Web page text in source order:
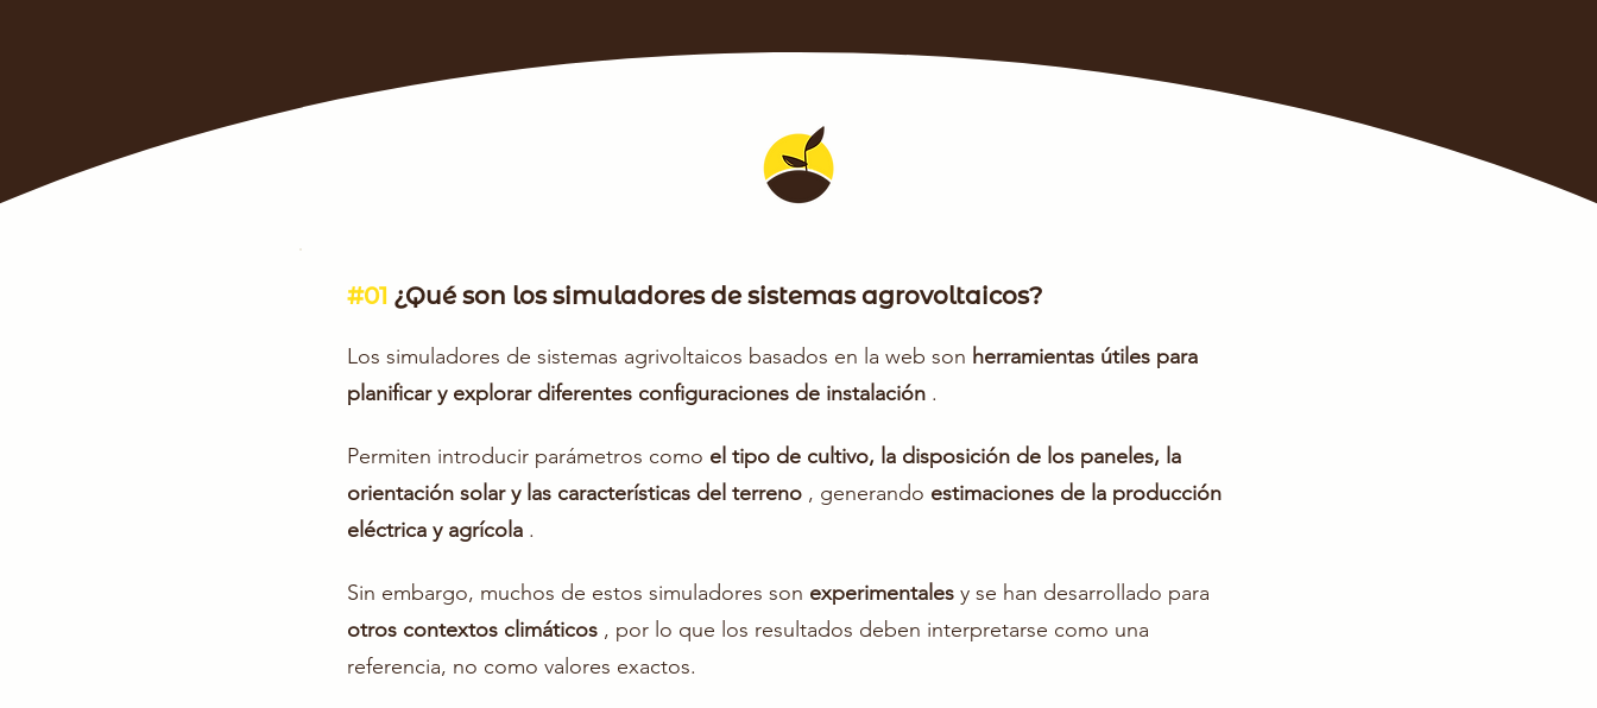
#01 ¿Qué son los simuladores de sistemas agrovoltaicos?
Los simuladores de sistemas agrivoltaicos basados en la web son herramientas útiles para
planificar y explorar diferentes configuraciones de instalación .
Permiten introducir parámetros como el tipo de cultivo, la disposición de los paneles, la
orientación solar y las características del terreno , generando estimaciones de la producción
eléctrica y agrícola .
Sin embargo, muchos de estos simuladores son experimentales y se han desarrollado para
otros contextos climáticos , por lo que los resultados deben interpretarse como una
referencia, no como valores exactos.